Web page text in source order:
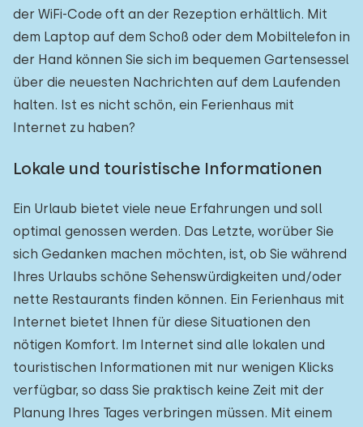
der WiFi-Code oft an der Rezeption erhältlich. Mit
dem Laptop auf dem Schoß oder dem Mobiltelefon in
der Hand können Sie sich im bequemen Gartensessel
über die neuesten Nachrichten auf dem Laufenden
halten. Ist es nicht schön, ein Ferienhaus mit
Internet zu haben?
Lokale und touristische Informationen
Ein Urlaub bietet viele neue Erfahrungen und soll
optimal genossen werden. Das Letzte, worüber Sie
sich Gedanken machen möchten, ist, ob Sie während
Ihres Urlaubs schöne Sehenswürdigkeiten und/oder
nette Restaurants finden können. Ein Ferienhaus mit
Internet bietet Ihnen für diese Situationen den
nötigen Komfort. Im Internet sind alle lokalen und
touristischen Informationen mit nur wenigen Klicks
verfügbar, so dass Sie praktisch keine Zeit mit der
Planung Ihres Tages verbringen müssen. Mit einem